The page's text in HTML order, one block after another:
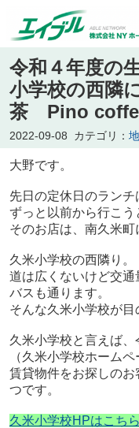
令和４年度の
小学校の西隣
茶 Pino
2022-09-08 カテゴリ：
大野です。
先日の定休日のランチ
ずっと以前から行こう
そのお店は、南久米町
久米小学校の西隣り。
道は広くないけど交通
バスも通ります。
そんな久米小学校が目
久米小学校と言えば、
（久米小学校ホームペ
賃貸物件をお探しの
つです。
久米小学校HPはこちら